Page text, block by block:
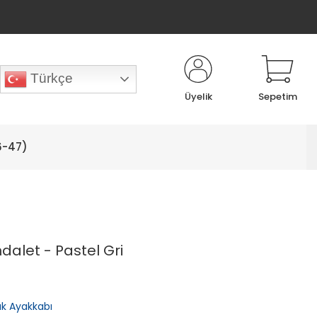
Türkçe
Üyelik Sepetim
47)
- Pastel Gri
Ayakkabı